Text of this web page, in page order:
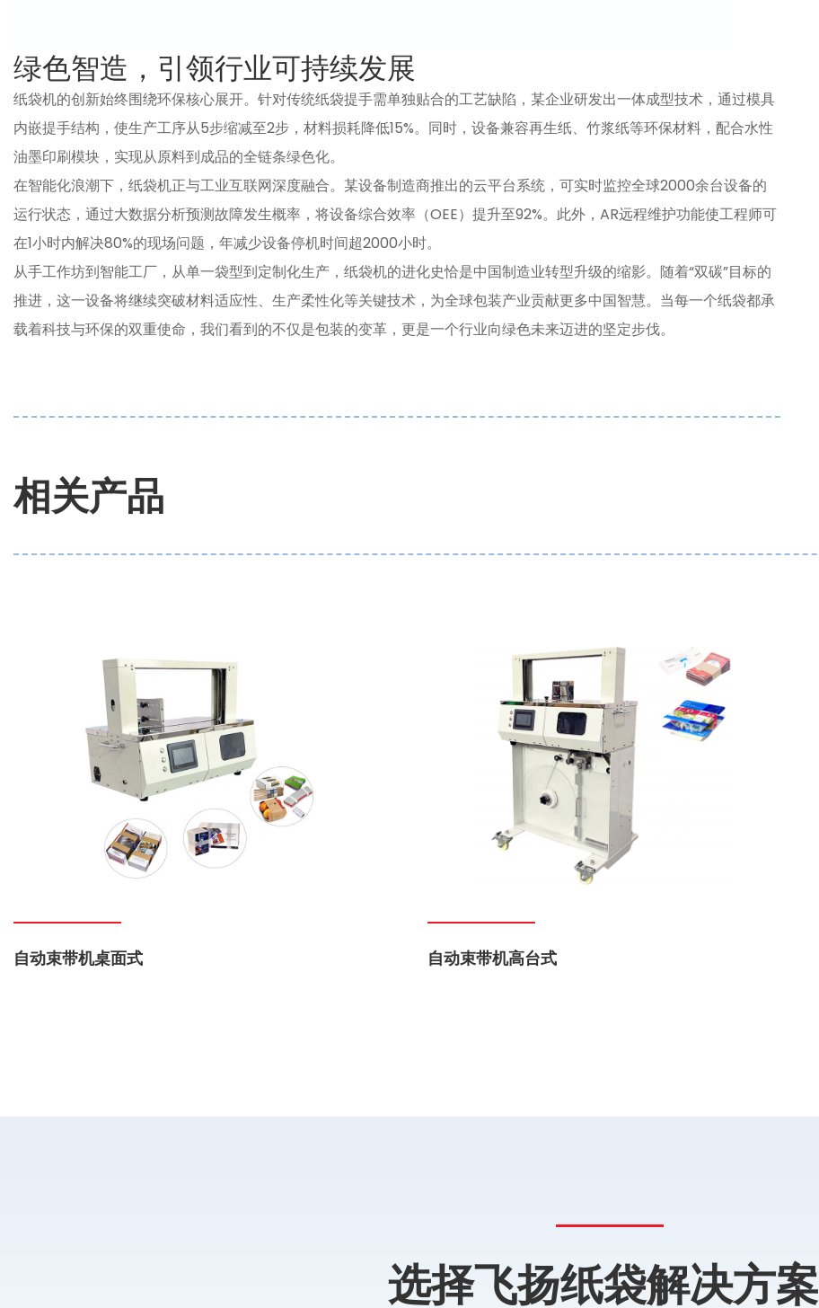
绿色智造，引领行业可持续发展
纸袋机的创新始终围绕环保核心展开。针对传统纸袋提手需单独贴合的工艺缺陷，某企业研发出一体成型技术，通过模具
内嵌提手结构，使生产工序从5步缩减至2步，材料损耗降低15%。同时，设备兼容再生纸、竹浆纸等环保材料，配合水性
油墨印刷模块，实现从原料到成品的全链条绿色化。
在智能化浪潮下，纸袋机正与工业互联网深度融合。某设备制造商推出的云平台系统，可实时监控全球2000余台设备的
运行状态，通过大数据分析预测故障发生概率，将设备综合效率（OEE）提升至92%。此外，AR远程维护功能使工程师可
在1小时内解决80%的现场问题，年减少设备停机时间超2000小时。
从手工作坊到智能工厂，从单一袋型到定制化生产，纸袋机的进化史恰是中国制造业转型升级的缩影。随着“双碳”目标的
推进，这一设备将继续突破材料适应性、生产柔性化等关键技术，为全球包装产业贡献更多中国智慧。当每一个纸袋都承
载着科技与环保的双重使命，我们看到的不仅是包装的变革，更是一个行业向绿色未来迈进的坚定步伐。
相关产品
自动束带机桌面式 自动束带机高台式
选择飞扬纸袋解决方案